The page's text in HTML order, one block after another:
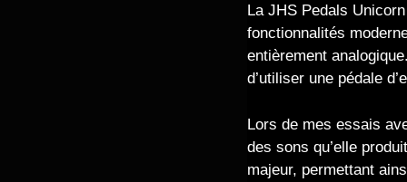
La JHS Pedals
fonctionnalités
entièrement
d’utiliser une pédale
Lors de mes essais
des sons qu’elle
majeur, permettant